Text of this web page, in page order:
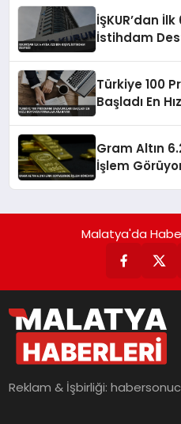
İŞKUR’dan
İstihdam
Türkiye 100
Başladı En
Gram Altın
İşlem
Malatya'da
Reklam & İşbirliği: